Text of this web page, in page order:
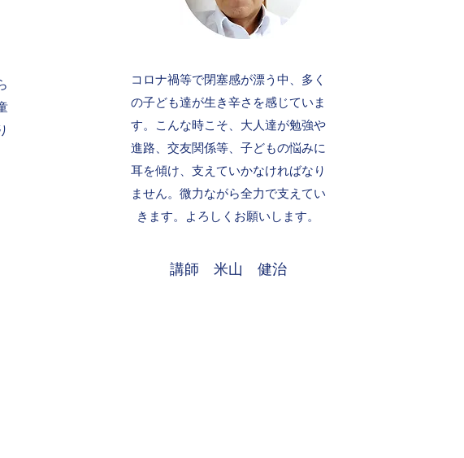
​コロナ禍等で閉塞感が漂う中、多く
の子ども達が生き辛さを感じていま
す。こんな時こそ、大人達が勉強や
進路、交友関係等、子どもの悩みに
耳を傾け、支えていかなければなり
ません。微力ながら全力で支えてい
きます。よろしくお願いします。
講師 米山 健治